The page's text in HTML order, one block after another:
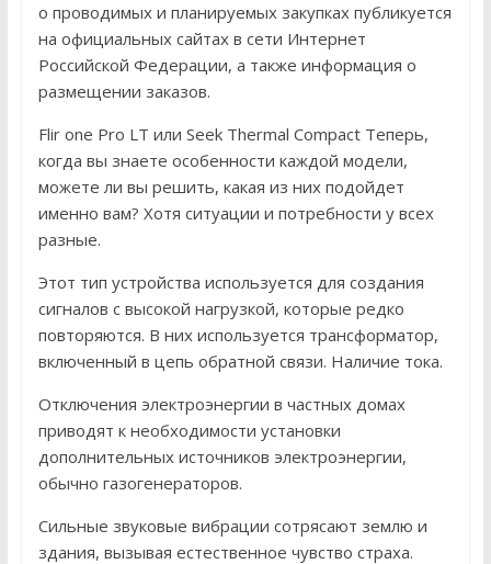
о проводимых и планируемых закупках публикуется
на официальных сайтах в сети Интернет
Российской Федерации, а также информация о
размещении заказов.
Flir one Pro LT или Seek Thermal Compact Теперь,
когда вы знаете особенности каждой модели,
можете ли вы решить, какая из них подойдет
именно вам? Хотя ситуации и потребности у всех
разные.
Этот тип устройства используется для создания
сигналов с высокой нагрузкой, которые редко
повторяются. В них используется трансформатор,
включенный в цепь обратной связи. Наличие тока.
Отключения электроэнергии в частных домах
приводят к необходимости установки
дополнительных источников электроэнергии,
обычно газогенераторов.
Сильные звуковые вибрации сотрясают землю и
здания, вызывая естественное чувство страха.